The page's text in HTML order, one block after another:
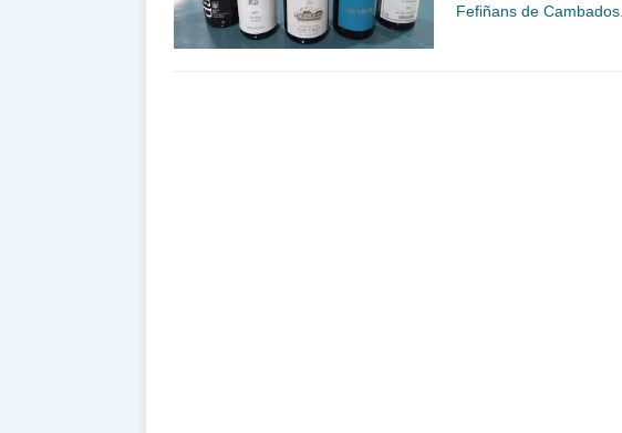
Fefiñans de Cambados.